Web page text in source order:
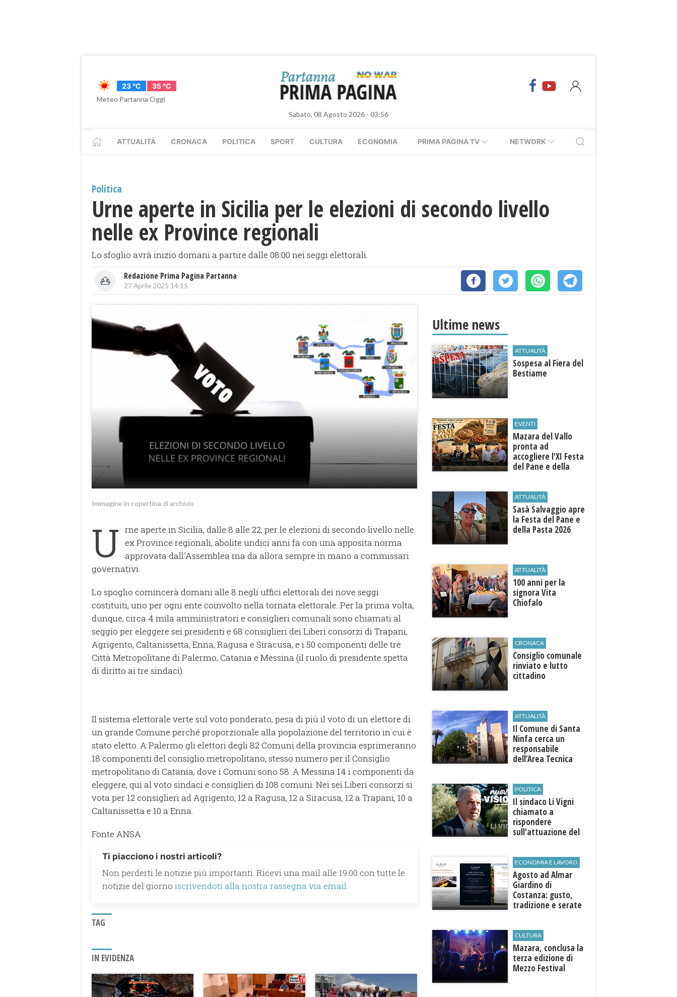
23 °C
35 °C
Meteo Partanna Oggi
Sabato, 08 Agosto 2026 - 03:56
ATTUALITÀ CRONACA POLITICA SPORT CULTURA ECONOMIA PRIMA PAGINA TV NETWORK
Politica
Urne aperte in Sicilia per le elezioni di secondo livello
nelle ex Province regionali
Lo sfoglio avrà inizio domani a partire dalle 08:00 nei seggi elettorali.
Redazione Prima Pagina Partanna
27 Aprile 2025 14:15
Immagine in copertina di archivio
U rne aperte in Sicilia, dalle 8 alle 22, per le elezioni di secondo livello nelle
ex Province regionali, abolite undici anni fa con una apposita norma
approvata dall'Assemblea ma da allora sempre in mano a commissari
governativi.
Lo spoglio comincerà domani alle 8 negli uffici elettorali dei nove seggi
costituiti, uno per ogni ente coinvolto nella tornata elettorale. Per la prima volta,
dunque, circa 4 mila amministratori e consiglieri comunali sono chiamati al
seggio per eleggere sei presidenti e 68 consiglieri dei Liberi consorzi di Trapani,
Agrigento, Caltanissetta, Enna, Ragusa e Siracusa, e i 50 componenti delle tre
Città Metropolitane di Palermo, Catania e Messina (il ruolo di presidente spetta
di diritto ai tre sindaci).
Il sistema elettorale verte sul voto ponderato, pesa di più il voto di un elettore di
un grande Comune perché proporzionale alla popolazione del territorio in cui è
stato eletto. A Palermo gli elettori degli 82 Comuni della provincia esprimeranno
18 componenti del consiglio metropolitano, stesso numero per il Consiglio
metropolitano di Catania, dove i Comuni sono 58. A Messina 14 i componenti da
eleggere, qui al voto sindaci e consiglieri di 108 comuni. Nei sei Liberi consorzi si
vota per 12 consiglieri ad Agrigento, 12 a Ragusa, 12 a Siracusa, 12 a Trapani, 10 a
Caltanissetta e 10 a Enna.
Fonte ANSA
Ti piacciono i nostri articoli?
Non perderti le notizie più importanti. Ricevi una mail alle 19.00 con tutte le
notizie del giorno iscrivendoti alla nostra rassegna via email.
TAG
IN EVIDENZA
Ultime news
ATTUALITÀ
Sospesa al Fiera del
Bestiame
EVENTI
Mazara del Vallo
pronta ad
accogliere l'XI Festa
del Pane e della
ATTUALITÀ
Sasà Salvaggio apre
la Festa del Pane e
della Pasta 2026
ATTUALITÀ
100 anni per la
signora Vita
Chiofalo
CRONACA
Consiglio comunale
rinviato e lutto
cittadino
ATTUALITÀ
Il Comune di ​Santa
Ninfa cerca un
responsabile
dell’Area Tecnica
POLITICA
Il sindaco Li Vigni
chiamato a
rispondere
sull'attuazione del
ECONOMIA E LAVORO
Agosto ad Almar
Giardino di
Costanza: gusto,
tradizione e serate
esterni
CULTURA
​Mazara, conclusa la
terza edizione di
Mezzo Festival